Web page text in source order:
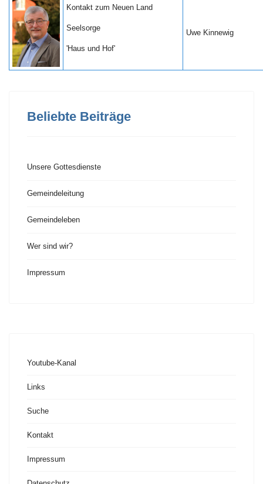
Kontakt zum Neuen Land
Seelsorge
'Haus und Hof'
Uwe Kinnewig
Beliebte Beiträge
Unsere Gottesdienste
Gemeindeleitung
Gemeindeleben
Wer sind wir?
Impressum
Youtube-Kanal
Links
Suche
Kontakt
Impressum